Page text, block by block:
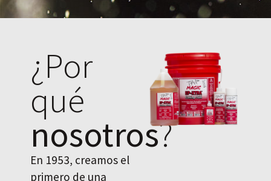
¿Por
qué
nosotros?
En 1953, creamos el
primero de una